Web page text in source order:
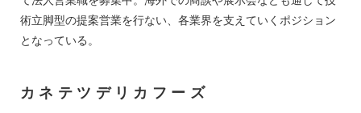
術立脚型の提案営業を行ない、各業界を支えていくポジション
となっている。
カネテツデリカフーズ